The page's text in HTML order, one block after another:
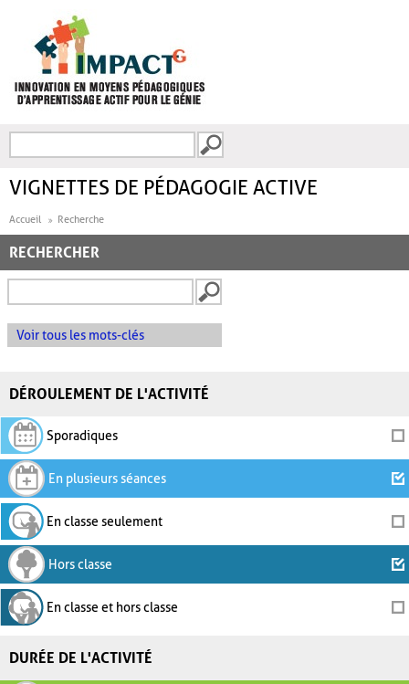
FORMULAIRE DE
VIGNETTES DE PÉDAGOGIE ACTIVE
Accueil Recherche
RECHERCHER
Voir tous les mots-clés
DÉROULEMENT DE L'ACTIVITÉ
Sporadiques
En plusieurs séances
En classe seulement
Hors classe
En classe et hors classe
DURÉE DE L'ACTIVITÉ